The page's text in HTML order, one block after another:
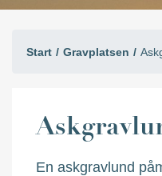
Start Gravplatsen
En askgravlund